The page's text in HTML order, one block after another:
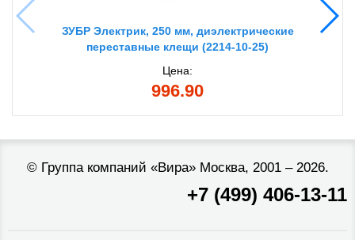
ЗУБР Электрик, 250 мм, диэлектрические
переставные клещи (2214-10-25)
Цена:
996.90
© Группа компаний «Вира»Москва, 2001 – 2026.
+7 (499) 406-13-11